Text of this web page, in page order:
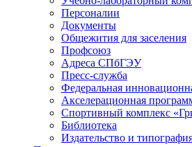
Персоналии
Документы
Общежития для заселения
Профсоюз
Адреса СПбГЭУ
Пресс-служба
Федеральная
Акселерационная
Спортивный комплекс
Библиотека
Издательство и